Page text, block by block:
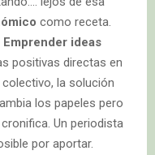
como receta.
Emprender ideas
positivas directas en
la solución
los papeles pero
Un periodista
por aportar.